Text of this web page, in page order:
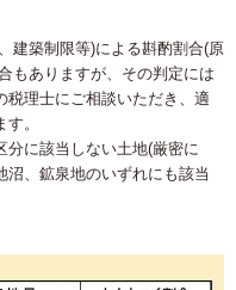
建築制限等)による斟酌割合(原
もありますが、その判定には
税理士にご相談いただき、適
。
に該当しない土地(厳密に
沼、鉱泉地のいずれにも該当